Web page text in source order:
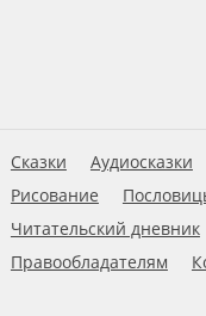
Сказки Аудиосказки
Рисование
Читательский дневник
Правообладателям